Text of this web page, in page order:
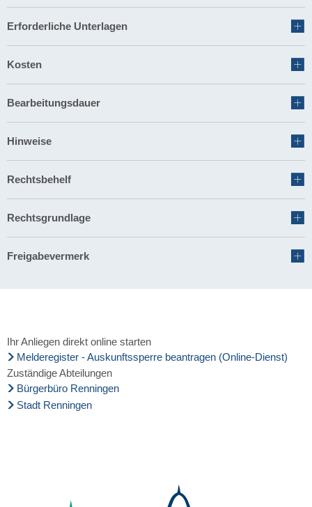
Erforderliche Unterlagen
Kosten
Bearbeitungsdauer
Hinweise
Rechtsbehelf
Rechtsgrundlage
Freigabevermerk
Ihr Anliegen direkt online starten
Melderegister - Auskunftssperre beantragen (Online-Dienst)
Zuständige Abteilungen
Bürgerbüro Renningen
Stadt Renningen